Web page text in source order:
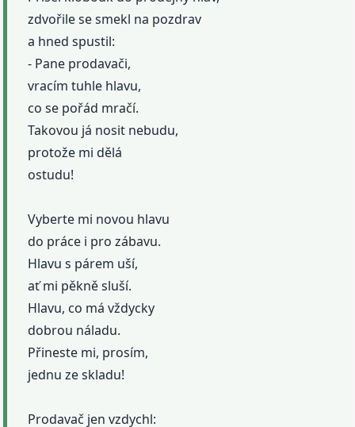
zdvořile se smekl na pozdrav
a hned spustil:
- Pane prodavači,
vracím tuhle hlavu,
co se pořád mračí.
Takovou já nosit nebudu,
protože mi dělá
ostudu!
Vyberte mi novou hlavu
do práce i pro zábavu.
Hlavu s párem uší,
ať mi pěkně sluší.
Hlavu, co má vždycky
dobrou náladu.
Přineste mi, prosím,
jednu ze skladu!
Prodavač jen vzdychl: